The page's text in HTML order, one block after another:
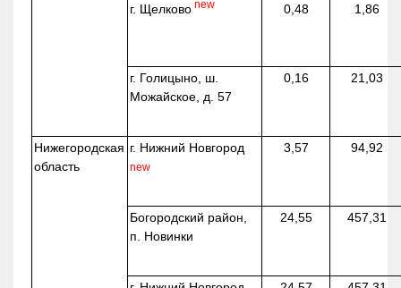
г. Щелково new 0,48 1,86
г. Голицыно, ш.
Можайское, д. 57
0,16 21,03
Нижегородская
область
г. Нижний Новгород
new
3,57 94,92
Богородский район,
п. Новинки
24,55 457,31